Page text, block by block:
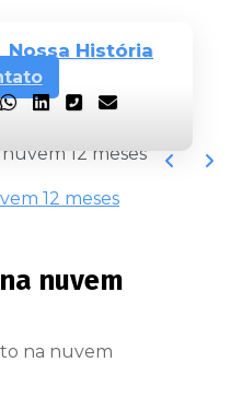
Nossa História
12 meses
nuvem
na nuvem